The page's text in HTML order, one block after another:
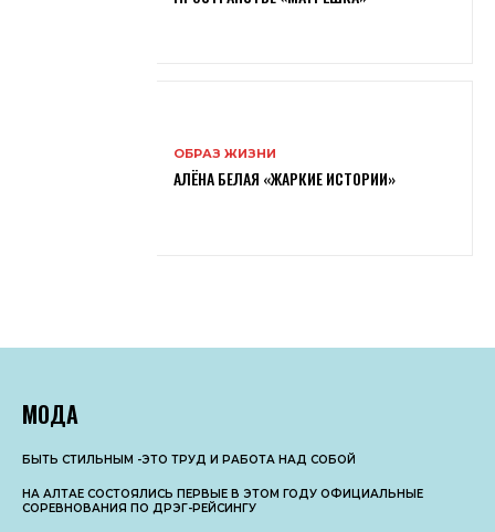
ОБРАЗ ЖИЗНИ
АЛЁНА БЕЛАЯ «ЖАРКИЕ ИСТОРИИ»
МОДА
БЫТЬ СТИЛЬНЫМ -ЭТО ТРУД И РАБОТА НАД СОБОЙ
НА АЛТАЕ СОСТОЯЛИСЬ ПЕРВЫЕ В ЭТОМ ГОДУ ОФИЦИАЛЬНЫЕ
СОРЕВНОВАНИЯ ПО ДРЭГ-РЕЙСИНГУ